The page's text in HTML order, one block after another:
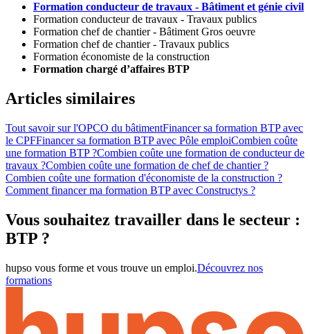
Formation conducteur de travaux - Bâtiment et génie civil
Formation conducteur de travaux - Travaux publics
Formation chef de chantier - Bâtiment Gros oeuvre
Formation chef de chantier - Travaux publics
Formation économiste de la construction
Formation chargé d’affaires BTP
Articles similaires
Tout savoir sur l'OPCO du bâtimentFinancer sa formation BTP avec
le CPFFinancer sa formation BTP avec Pôle emploiCombien coûte
une formation BTP ?Combien coûte une formation de conducteur de
travaux ?Combien coûte une formation de chef de chantier ?
Combien coûte une formation d'économiste de la construction ?
Comment financer ma formation BTP avec Constructys ?
Vous souhaitez travailler dans le secteur :
BTP ?
hupso vous forme et vous trouve un emploi.Découvrez nos
formations